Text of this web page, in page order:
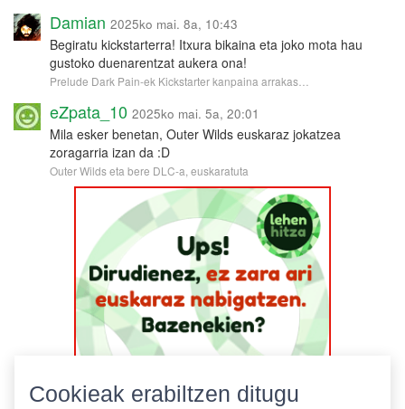
Damian 2025ko mai. 8a, 10:43
Begiratu kickstarterra! Itxura bikaina eta joko mota hau
gustoko duenarentzat aukera ona!
Prelude Dark Pain-ek Kickstarter kanpaina arrakas…
eZpata_10 2025ko mai. 5a, 20:01
Mila esker benetan, Outer Wilds euskaraz jokatzea
zoragarria izan da :D
Outer Wilds eta bere DLC-a, euskaratuta
Cookieak erabiltzen ditugu